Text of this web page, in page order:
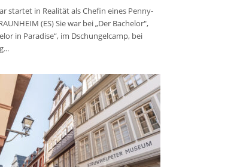
startet in Realität als Chefin eines Penny-
(ES) Sie war bei „Der Bachelor",
in Paradise“, im Dschungelcamp, bei